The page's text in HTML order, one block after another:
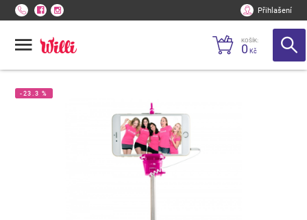
Přihlašení
KOŠÍK:
0 Kč
-23.3 %